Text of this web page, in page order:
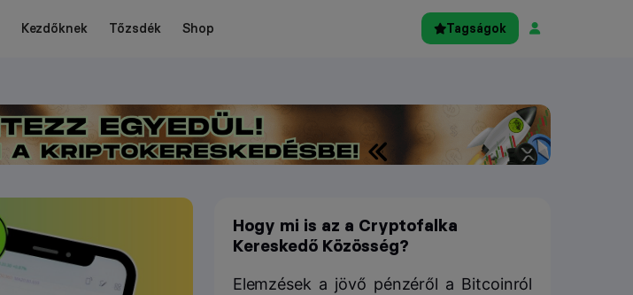
Kezdőknek Tőzsdék Shop Tagságok
Hogy mi is az a Cryptofalka
Kereskedő Közösség?
Elemzések a jövő pénzéről a Bitcoinról